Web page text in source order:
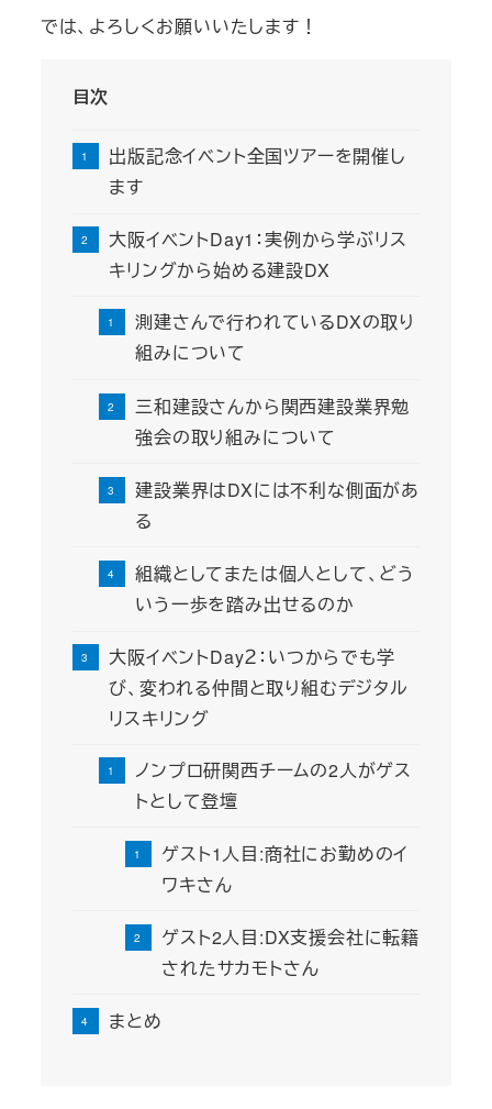
では、よろしくお願いいたします！
目次
出版記念イベント全国ツアーを開催し
ます
大阪イベントDay1：実例から学ぶリス
キリングから始める建設DX
測建さんで行われているDXの取り
組みについて
三和建設さんから関西建設業界勉
強会の取り組みについて
建設業界はDXには不利な側面があ
る
組織としてまたは個人として、どう
いう一歩を踏み出せるのか
大阪イベントDay２：いつからでも学
び、変われる仲間と取り組むデジタル
リスキリング
ノンプロ研関西チームの2人がゲス
トとして登壇
ゲスト1人目:商社にお勤めのイ
ワキさん
ゲスト2人目:DX支援会社に転籍
されたサカモトさん
まとめ